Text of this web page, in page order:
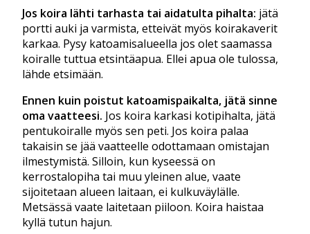
Jos koira lähti tarhasta tai aidatulta pihalta: jätä
portti auki ja varmista, etteivät myös koirakaverit
karkaa. Pysy katoamisalueella jos olet saamassa
koiralle tuttua etsintäapua. Ellei apua ole tulossa,
lähde etsimään.
Ennen kuin poistut katoamispaikalta, jätä sinne
oma vaatteesi. Jos koira karkasi kotipihalta, jätä
pentukoiralle myös sen peti. Jos koira palaa
takaisin se jää vaatteelle odottamaan omistajan
ilmestymistä. Silloin, kun kyseessä on
kerrostalopiha tai muu yleinen alue, vaate
sijoitetaan alueen laitaan, ei kulkuväylälle.
Metsässä vaate laitetaan piiloon. Koira haistaa
kyllä tutun hajun.